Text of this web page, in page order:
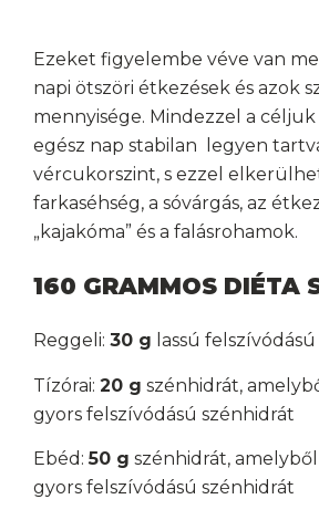
Ezeket figyelembe véve van
napi ötszöri étkezések és azok
mennyisége. Mindezzel a
egész nap stabilan legyen
vércukorszint, s ezzel
farkaséhség, a sóvárgás, az
„kajakóma” és a falásrohamok.
160 GRAMMOS DIÉTA
Reggeli: 30 g lassú
Tízórai: 20 g szénhidrát,
gyors felszívódású szénhidrát
Ebéd:50 g szénhidrát, amelyből
gyors felszívódású szénhidrát